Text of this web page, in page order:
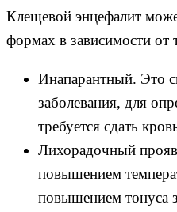
Клещевой энцефалит
формах в зависимости от
Инапарантный. Это
заболевания, для
требуется сдать
Лихорадочный
повышением
повышением